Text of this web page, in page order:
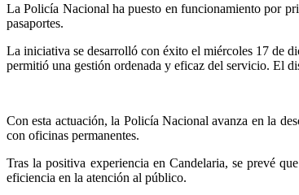
La Policía Nacional ha puesto en funcionamiento por
pasaportes.
La iniciativa se desarrolló con éxito el miércoles 17 de
permitió una gestión ordenada y eficaz del servicio. El
Con esta actuación, la Policía Nacional avanza en la
con oficinas permanentes.
Tras la positiva experiencia en Candelaria, se prevé
eficiencia en la atención al público.